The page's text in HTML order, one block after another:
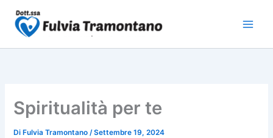
contenuto
Spiritualità per te
Di Fulvia Tramontano/Settembre 19, 2024